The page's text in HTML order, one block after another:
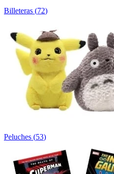
Billeteras (72)
Peluches (53)